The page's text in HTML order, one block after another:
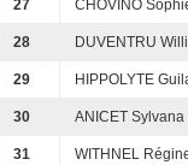
27 CHOVINO
28 DUVENTRU
29 HIPPOLYTE
30 ANICET Sylvana
31 WITHNEL